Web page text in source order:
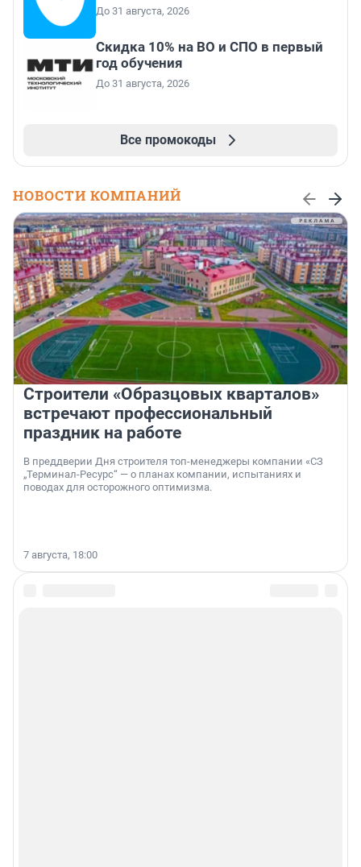
До 31 августа, 2026
Скидка 10% на ВО и СПО в первый
год обучения
До 31 августа, 2026
Все промокоды
НОВОСТИ КОМПАНИЙ
Строители «Образцовых кварталов»
встречают профессиональный
праздник на работе
В преддверии Дня строителя топ-менеджеры компании «СЗ
„Терминал-Ресурс“ — о планах компании, испытаниях и
поводах для осторожного оптимизма.
7 августа, 18:00